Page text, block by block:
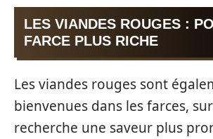
LES VIANDES ROUGES :
FARCE PLUS RICHE
Les viandes rouges sont
bienvenues dans les farces,
recherche une saveur plus